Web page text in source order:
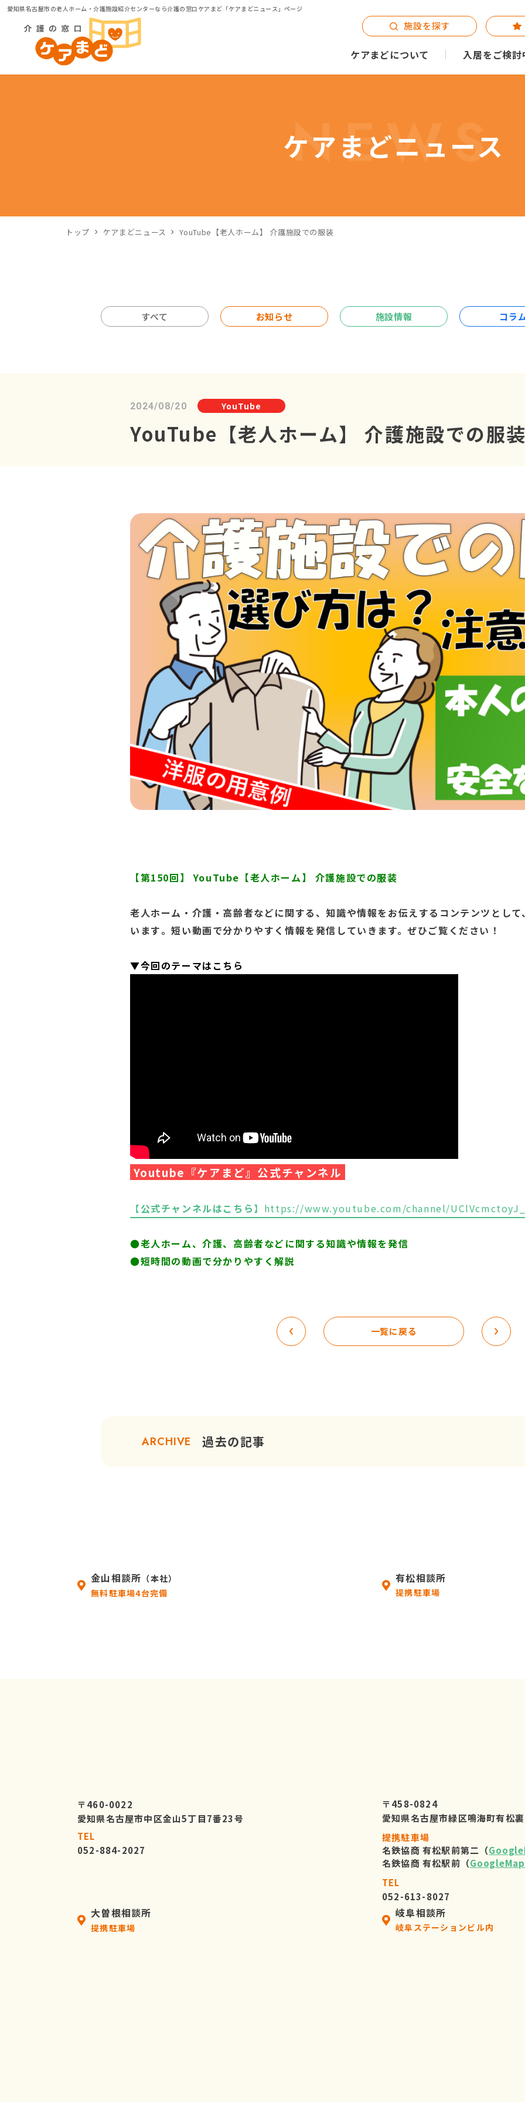
愛知県名古屋市の老人ホーム・介護施設紹介センターなら介護の窓口ケアまど「ケアまどニュース」ページ
ケアまどについて 入居をご検討
施設を探す
NEWS
ケアまどニュース
トップ ケアまどニュース YouTube【老人ホーム】 介護施設での服装
すべて お知らせ 施設情報 コラ
2024/08/20 YouTube
YouTube【老人ホーム】 介護施設での服装
【第150回】 YouTube【老人ホーム】 介護施設での服装
老人ホーム・介護 ・高齢者などに関する、知識や情報をお伝えするコンテンツと し
います。短い動画で分かり やすく情報を発信 していき ます。ぜひご覧く ださい！
▼今回のテーマは こちら
Youtube『ケアまど』公式チャンネル
【公式チャンネルはこちら】https://www.youtube.com/channel/
●老人ホーム、介護、高齢者などに関する知識や情報を発信
●短時間の動画で分かりやすく解説
一覧に戻る
ARCHIVE 過去の記事
金山相談所 （本社）
無料駐車場4台完備
〒460-0022
愛知県名古屋市中区金山5丁目7番23号
TEL
052-884-2027
有松相談所
提携駐車場
〒458-0824
愛知県名古屋市緑区鳴海町有松
提携駐車場
名鉄協商 有松駅前第二（
名鉄協商 有松駅前（GoogleMap
TEL
052-613-8027
大曽根相談所
提携駐車場
岐阜相談所
岐阜ステーションビル内